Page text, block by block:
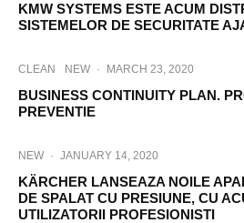
KMW SYSTEMS ESTE ACUM
SISTEMELOR DE SECURITATE
CLEAN NEW · MARCH 23, 2020
BUSINESS CONTINUITY PLAN.
PREVENTIE
NEW · JANUARY 14, 2020
KÄRCHER LANSEAZA NOILE
DE SPALAT CU PRESIUNE, CU
UTILIZATORII PROFESIONISTI